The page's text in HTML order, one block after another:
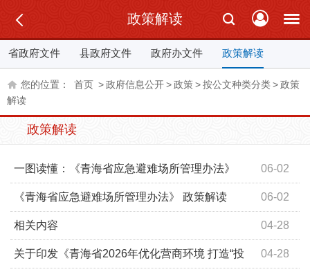
政策解读
省政府文件 县政府文件 政府办文件 政策解读
您的位置： 首页 >政府信息公开>政策>按公文种类分类>政策
解读
政策解读
06-02
一图读懂：《青海省应急避难场所管理办法》
06-02
《青海省应急避难场所管理办法》 政策解读
04-28
相关内容
《青海省2026年优化营商环境打造 “投资兴业 优选青海”品
04-28
关于印发《青海省2026年优化营商环境 打造“投